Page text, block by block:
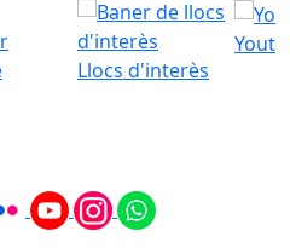
Llocs d'interès